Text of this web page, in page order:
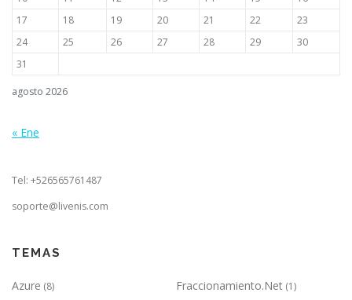
agosto 2026
17
18 19 20 21 22
23
24
25 26 27 28 29
30
31
« Ene
Tel: +526565761487
soporte@livenis.com
TEMAS
Azure (8) Fraccionamiento.Net (1)